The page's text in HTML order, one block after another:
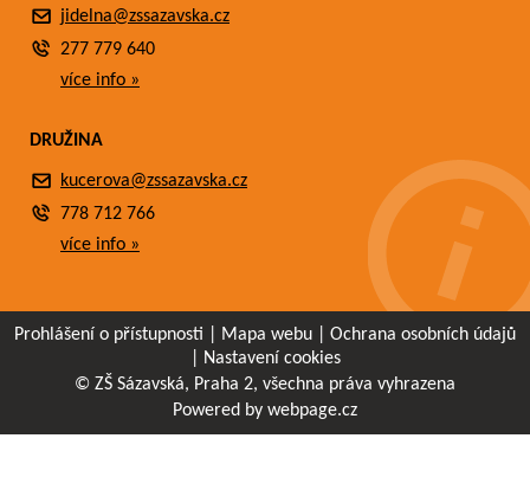
jidelna@zssazavska.cz
277 779 640
více info »
DRUŽINA
kucerova@zssazavska.cz
778 712 766
více info »
Prohlášení o přístupnosti Mapa webu
Ochrana osobních údajů
Nastavení cookies
© ZŠ Sázavská, Praha 2, všechna práva vyhrazena
Powered by webpage.cz